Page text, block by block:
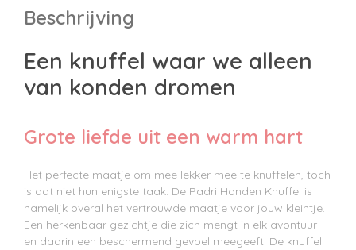
Beschrijving
Een knuffel waar we alleen
van konden dromen
Grote liefde uit een warm hart
Het perfecte maatje om mee lekker mee te knuffelen, toch
is dat niet hun enigste taak. De Padri Honden Knuffel is
namelijk overal het vertrouwde maatje voor jouw kleintje.
Een herkenbaar gezichtje die zich mengt in elk avontuur
en daarin een beschermend gevoel meegeeft. De knuffel